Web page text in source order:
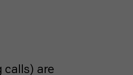
calls) are